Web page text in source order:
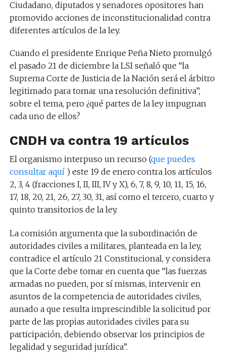
Ciudadano, diputados y senadores opositores han
promovido acciones de inconstitucionalidad contra
diferentes artículos de la ley.
Cuando el presidente Enrique Peña Nieto promulgó
el pasado 21 de diciembre la LSI señaló que “la
Suprema Corte de Justicia de la Nación será el árbitro
legitimado para tomar una resolución definitiva”,
sobre el tema, pero ¿qué partes de la ley impugnan
cada uno de ellos?
CNDH va contra 19 artículos
El organismo interpuso un recurso (que puedes
consultar aquí) este 19 de enero contra los artículos
2, 3, 4 (fracciones I, II, III, IV y X), 6, 7, 8, 9, 10, 11, 15, 16,
17, 18, 20, 21, 26, 27, 30, 31, así como el tercero, cuarto y
quinto transitorios de la ley.
La comisión argumenta que la subordinación de
autoridades civiles a militares, planteada en la ley,
contradice el artículo 21 Constitucional, y considera
que la Corte debe tomar en cuenta que “las fuerzas
armadas no pueden, por sí mismas, intervenir en
asuntos de la competencia de autoridades civiles,
aunado a que resulta imprescindible la solicitud por
parte de las propias autoridades civiles para su
participación, debiendo observar los principios de
legalidad y seguridad jurídica”.